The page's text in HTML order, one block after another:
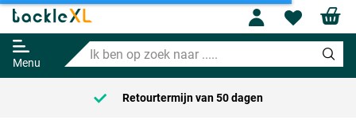
Menu
Ik
ben
op
zoek
naar
Profile
Fox Voyager Medium Carryall
Adviesprijs
59.99
51.95
Retourtermijn van 50 dagen